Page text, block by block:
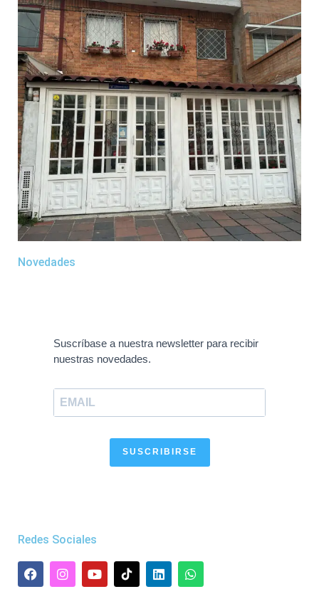
Novedades
Suscríbase a nuestra newsletter para recibir
nuestras novedades.
SUSCRIBIRSE
Redes Sociales
F
a
I
n
Y
o
L
i
W
h